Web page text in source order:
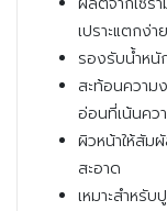
เปราะแตกง่าย
รองรับน้ำหนั
สะท้อนความ
อ่อนที่เน้นคว
ผิวหน้าให้สัม
สะอาด
เหมาะสำหรั